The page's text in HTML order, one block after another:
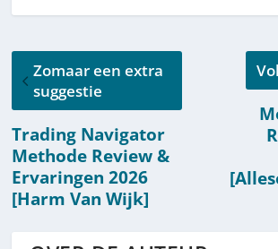
Zomaar een extra
suggestie
Trading Navigator
Methode Review &
Ervaringen 2026
[Harm Van Wijk]